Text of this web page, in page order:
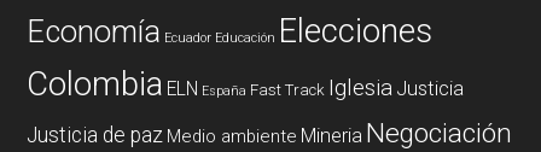
Economía Ecuador Educación Elecciones
Colombia ELN España Fast Track Iglesia Justicia
Justicia de paz Medio ambiente Mineria Negociación